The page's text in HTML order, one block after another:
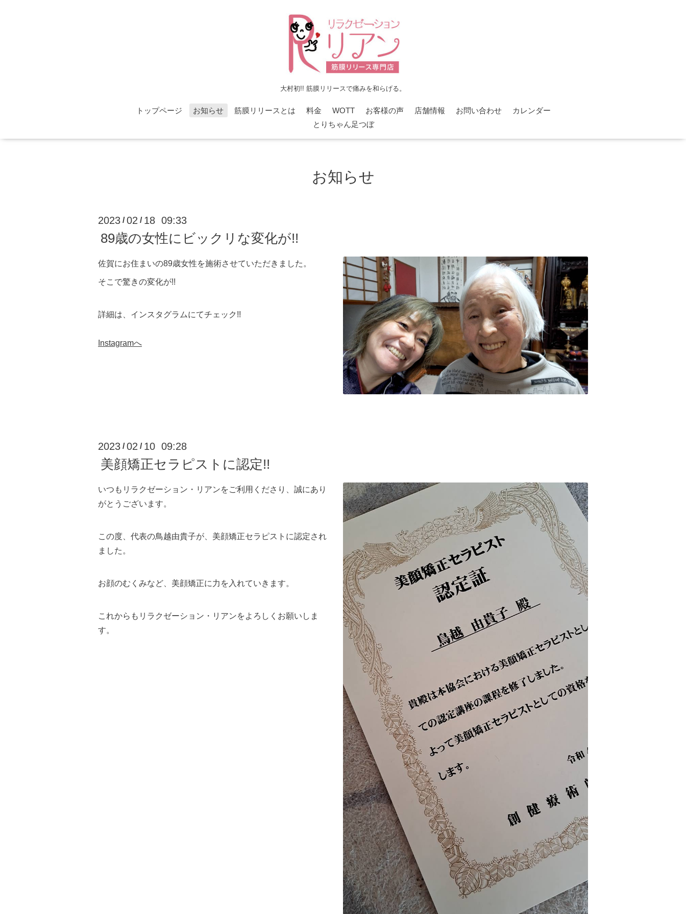
大村初!! 筋膜リリースで痛みを和らげる。
トップページ お知らせ 筋膜リリースとは 料金 WOTT お客様の声 店舗情報 お問い合わせ
カレンダー
とりちゃん足つぼ
お知らせ
2023 /02 / 18 09:33
89歳の女性にビックリな変化が!!
佐賀にお住まいの89歳女性を施術させていただきました。
そこで驚きの変化が!!
詳細は、インスタグラムにてチェック!!
Instagramへ
2023 /02 / 10 09:28
美顔矯正セラピストに認定!!
いつもリラクゼーション・リアンをご利用くださり、誠にあり
がとうございます。
この度、代表の鳥越由貴子が、美顔矯正セラピストに認定され
ました。
お顔のむくみなど、美顔矯正に力を入れていきます。
これからもリラクゼーション・リアンをよろしくお願いしま
す。